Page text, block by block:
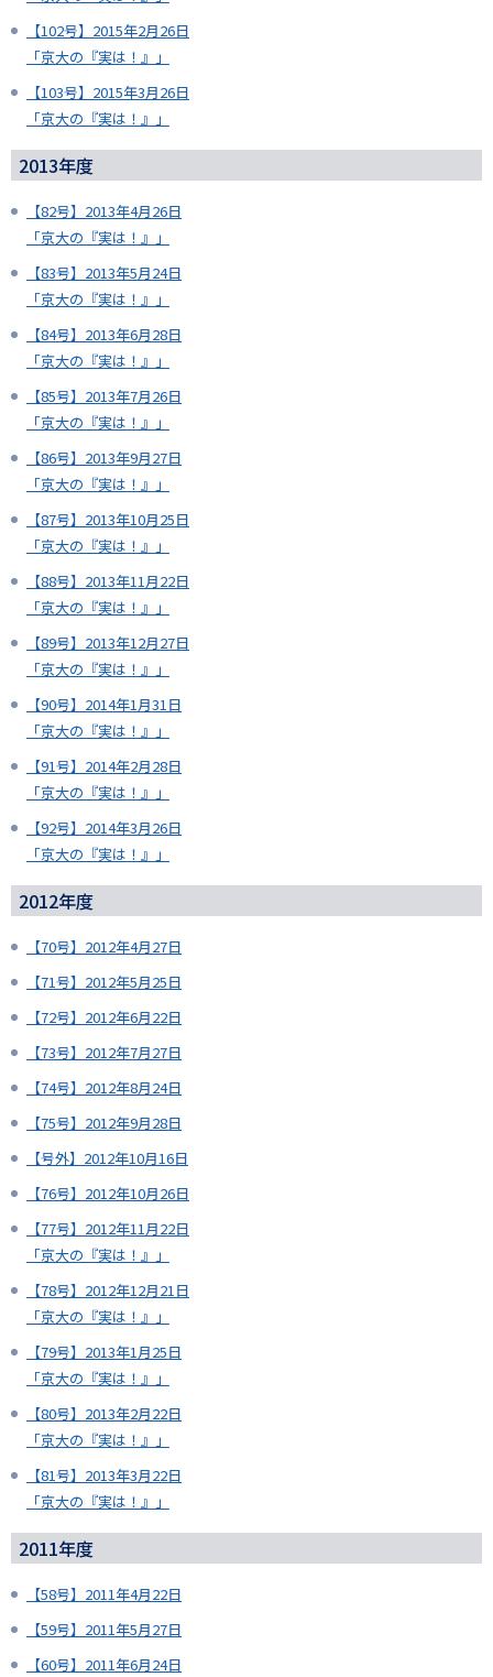
【102号】2015年2月26日
「京大の『実は！』」
【103号】2015年3月26日
「京大の『実は！』」
2013年度
【82号】2013年4月26日
「京大の『実は！』」
【83号】2013年5月24日
「京大の『実は！』」
【84号】2013年6月28日
「京大の『実は！』」
【85号】2013年7月26日
「京大の『実は！』」
【86号】2013年9月27日
「京大の『実は！』」
【87号】2013年10月25日
「京大の『実は！』」
【88号】2013年11月22日
「京大の『実は！』」
【89号】2013年12月27日
「京大の『実は！』」
【90号】2014年1月31日
「京大の『実は！』」
【91号】2014年2月28日
「京大の『実は！』」
【92号】2014年3月26日
「京大の『実は！』」
2012年度
【70号】2012年4月27日
【71号】2012年5月25日
【72号】2012年6月22日
【73号】2012年7月27日
【74号】2012年8月24日
【75号】2012年9月28日
【号外】2012年10月16日
【76号】2012年10月26日
【77号】2012年11月22日
「京大の『実は！』」
【78号】2012年12月21日
「京大の『実は！』」
【79号】2013年1月25日
「京大の『実は！』」
【80号】2013年2月22日
「京大の『実は！』」
【81号】2013年3月22日
「京大の『実は！』」
2011年度
【58号】2011年4月22日
【59号】2011年5月27日
【60号】2011年6月24日